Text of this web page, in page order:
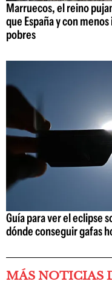
Marruecos, el reino
que España y con
pobres
Guía para ver el eclipse
dónde conseguir gafas
MÁS NOTICIAS